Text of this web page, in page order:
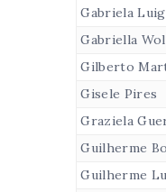
Gabriela
Gabriella
Gilberto
Gisele Pires
Graziela
Guilherme
Guilherme